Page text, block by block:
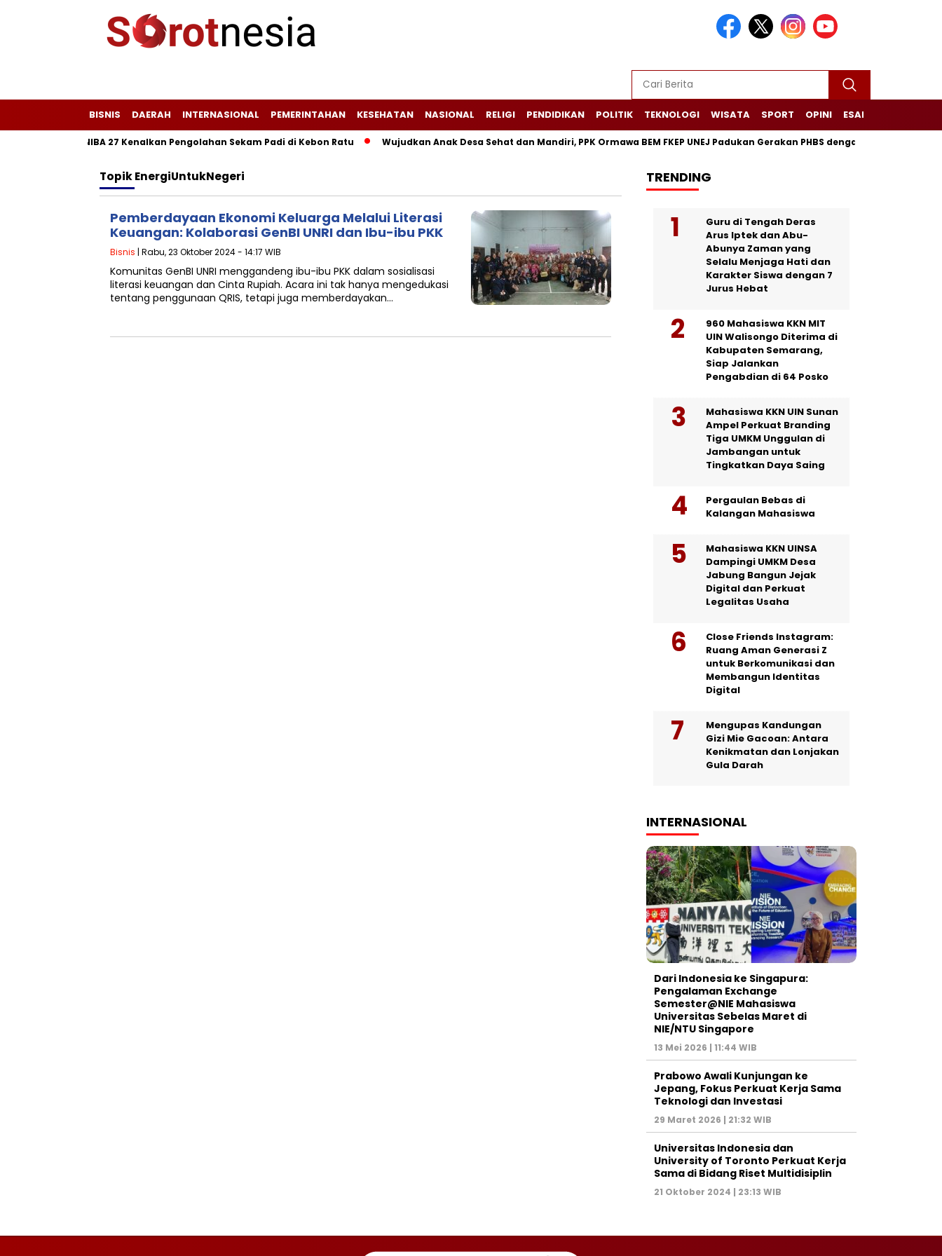
BISNIS DAERAH INTERNASIONAL PEMERINTAHAN KESEHATAN NASIONAL RELIGI PENDIDIKAN POLITIK TEKNOLOGI WISATA SPORT OPINI ESAI
KKM UNIBA 27 Kenalkan Pengolahan Sekam Padi di Kebon Ratu Wujudkan Anak Desa Sehat dan Mandiri, PPK Ormawa BEM FKEP UNEJ Padukan Gerakan PHBS dengan Pelatihan Lilin
TopikEnergiUntukNegeri
Pemberdayaan Ekonomi Keluarga Melalui Literasi
Keuangan: Kolaborasi GenBI UNRI dan Ibu-ibu PKK
Bisnis | Rabu, 23 Oktober 2024 - 14:17 WIB
Komunitas GenBI UNRI menggandeng ibu-ibu PKK dalam sosialisasi
literasi keuangan dan Cinta Rupiah. Acara ini tak hanya mengedukasi
tentang penggunaan QRIS, tetapi juga memberdayakan…
TRENDING
Guru di Tengah Deras
Arus Iptek dan Abu-
Abunya Zaman yang
Selalu Menjaga Hati dan
Karakter Siswa dengan 7
Jurus Hebat
960 Mahasiswa KKN MIT
UIN Walisongo Diterima di
Kabupaten Semarang,
Siap Jalankan
Pengabdian di 64 Posko
Mahasiswa KKN UIN Sunan
Ampel Perkuat Branding
Tiga UMKM Unggulan di
Jambangan untuk
Tingkatkan Daya Saing
Pergaulan Bebas di
Kalangan Mahasiswa
Mahasiswa KKN UINSA
Dampingi UMKM Desa
Jabung Bangun Jejak
Digital dan Perkuat
Legalitas Usaha
Close Friends Instagram:
Ruang Aman Generasi Z
untuk Berkomunikasi dan
Membangun Identitas
Digital
Mengupas Kandungan
Gizi Mie Gacoan: Antara
Kenikmatan dan Lonjakan
Gula Darah
INTERNASIONAL
Dari Indonesia ke Singapura:
Pengalaman Exchange
Semester@NIE Mahasiswa
Universitas Sebelas Maret di
NIE/NTU Singapore
13 Mei 2026 | 11:44 WIB
Prabowo Awali Kunjungan ke
Jepang, Fokus Perkuat Kerja Sama
Teknologi dan Investasi
29 Maret 2026 | 21:32 WIB
Universitas Indonesia dan
University of Toronto Perkuat Kerja
Sama di Bidang Riset Multidisiplin
21 Oktober 2024 | 23:13 WIB